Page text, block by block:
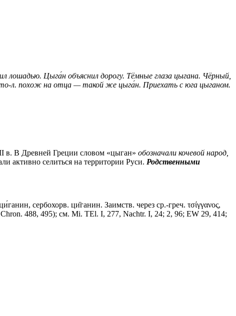
лошадью. Цыга́н объяснил дорогу. Тёмные глаза цыгана. Чёрный,
л. похож на отца — такой же цыга́н. Приехать с юга цыганом.
в. В Древней Греции словом «цыган» обозначали кочевой народ,
активно селиться на территории Руси. Родственными
сербохорв. ци̏ганин. Заимств. через ср.-греч. τσίγγανος,
Chron. 488, 495); см. Мi. ТЕl. I, 277, Nachtr. I, 24; 2, 96; ЕW 29, 414;